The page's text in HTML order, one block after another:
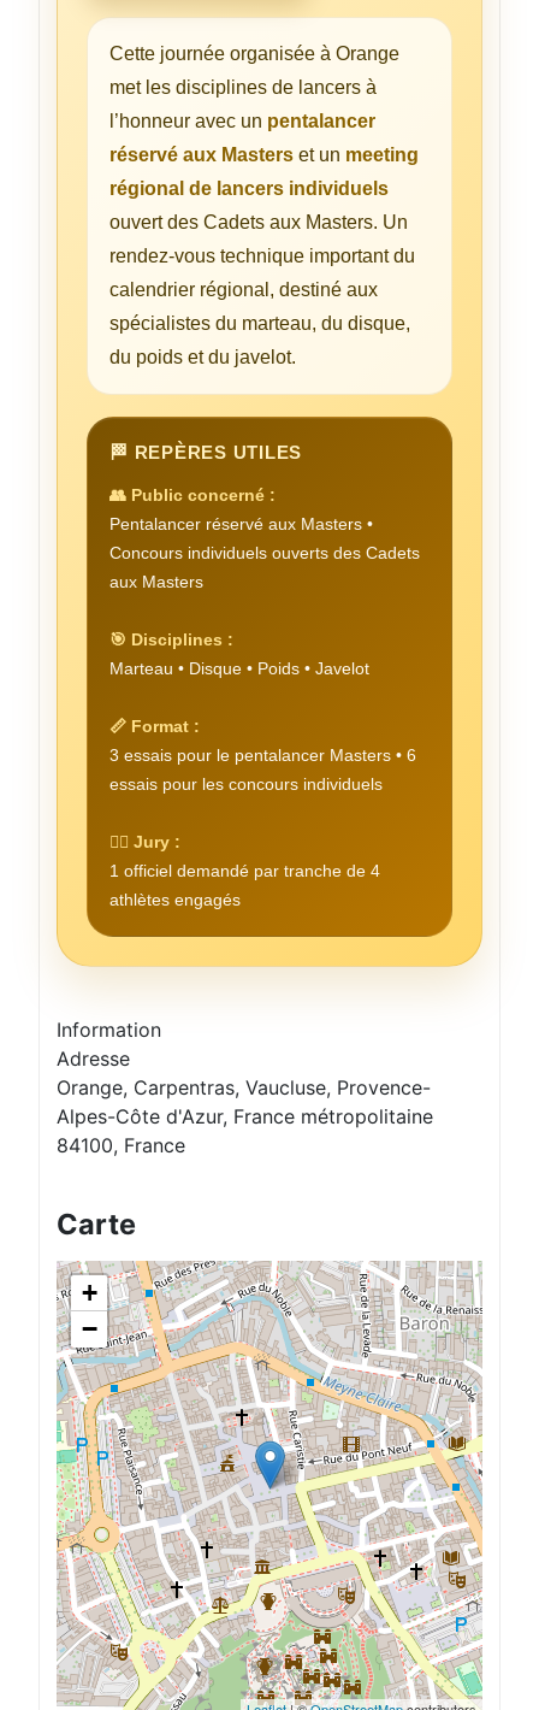
Cette journée organisée à Orange
met les disciplines de lancers à
l’honneur avec un pentalancer
réservé aux Masters et un meeting
régional de lancers individuels
ouvert des Cadets aux Masters. Un
rendez-vous technique important du
calendrier régional, destiné aux
spécialistes du marteau, du disque,
du poids et du javelot.
🏁 REPÈRES UTILES
👥 Public concerné :
Pentalancer réservé aux Masters •
Concours individuels ouverts des Cadets
aux Masters
🎯 Disciplines :
Marteau • Disque • Poids • Javelot
📏 Format :
3 essais pour le pentalancer Masters • 6
essais pour les concours individuels
🧑‍⚖️ Jury :
1 officiel demandé par tranche de 4
athlètes engagés
Information
Adresse
Orange, Carpentras, Vaucluse, Provence-
Alpes-Côte d'Azur, France métropolitaine
84100, France
Carte
+
−